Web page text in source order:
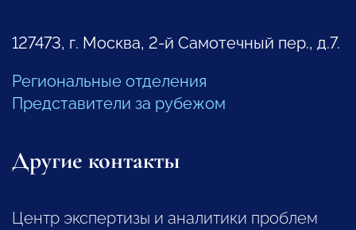
127473, г. Москва, 2-й Самотечный пер., д.7.
Региональные отделения
Представители за рубежом
Другие контакты
Центр экспертизы и аналитики проблем